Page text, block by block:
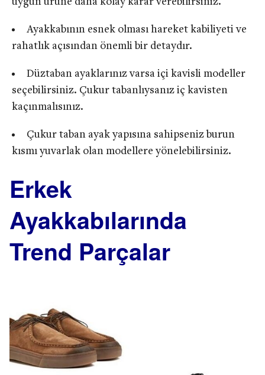
uygun ürüne daha kolay karar verebilirsiniz.
Ayakkabının esnek olması hareket kabiliyeti ve
rahatlık açısından önemli bir detaydır.
Düztaban ayaklarınız varsa içi kavisli modeller
seçebilirsiniz. Çukur tabanlıysanız iç kavisten
kaçınmalısınız.
Çukur taban ayak yapısına sahipseniz burun
kısmı yuvarlak olan modellere yönelebilirsiniz.
Erkek
Ayakkabılarında
Trend Parçalar